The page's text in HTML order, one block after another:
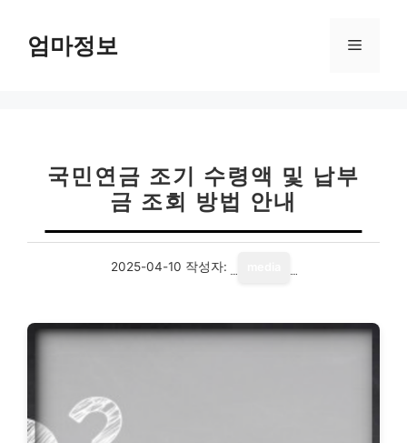
엄마정보 메
국민연금 조기 수령액 및 납부
금 조회 방법 안내
2025-04-10 작성자: